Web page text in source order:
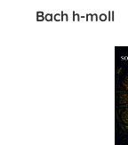
Bach h-moll